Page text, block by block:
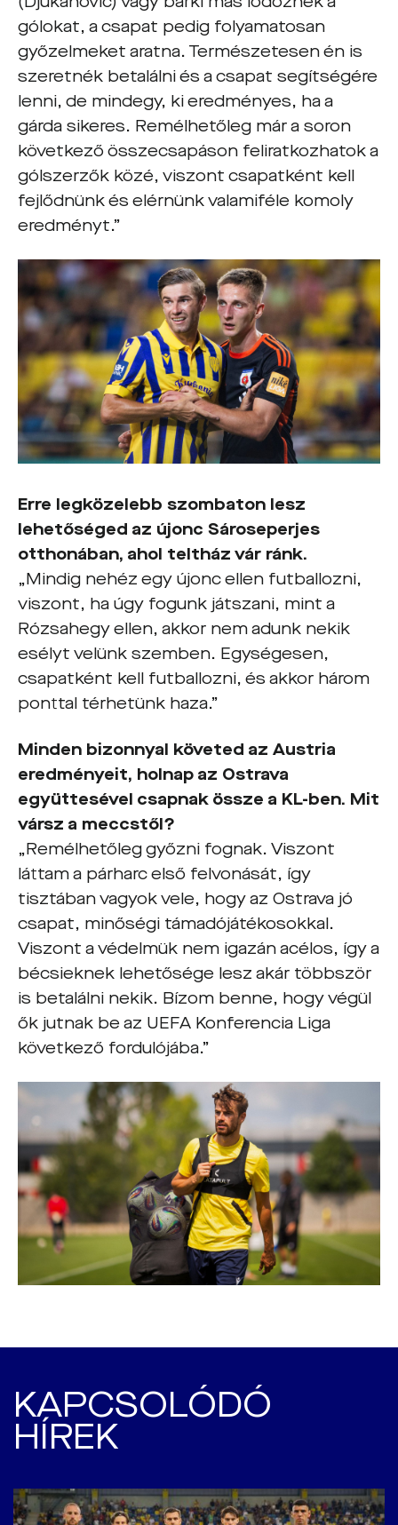
gólokat, a csapat pedig folyamatosan
győzelmeket aratna. Természetesen én is
szeretnék betalálni és a csapat segítségére
lenni, de mindegy, ki eredményes, ha a
gárda sikeres. Remélhetőleg már a soron
következő összecsapáson feliratkozhatok a
gólszerzők közé, viszont csapatként kell
fejlődnünk és elérnünk valamiféle komoly
eredményt.”
Erre legközelebb szombaton lesz
lehetőséged az újonc Sároseperjes
otthonában, ahol teltház vár ránk.
„Mindig nehéz egy újonc ellen futballozni,
viszont, ha úgy fogunk játszani, mint a
Rózsahegy ellen, akkor nem adunk nekik
esélyt velünk szemben. Egységesen,
csapatként kell futballozni, és akkor három
ponttal térhetünk haza.”
Minden bizonnyal követed az Austria
eredményeit, holnap az Ostrava
együttesével csapnak össze a KL-ben. Mit
vársz a meccstől?
„Remélhetőleg győzni fognak. Viszont
láttam a párharc első felvonását, így
tisztában vagyok vele, hogy az Ostrava jó
csapat, minőségi támadójátékosokkal.
Viszont a védelmük nem igazán acélos, így a
bécsieknek lehetősége lesz akár többször
is betalálni nekik. Bízom benne, hogy végül
ők jutnak be az UEFA Konferencia Liga
következő fordulójába.”
KAPCSOLÓDÓ
HÍREK